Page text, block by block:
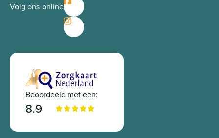
Volg ons online
Beoordeeld met een:
8.9